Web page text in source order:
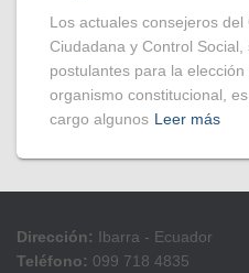
Los actuales consejeros
Ciudadana y Control
postulantes para la
organismo constitucional,
cargo algunos Leer más
Dirección: Ibarra - Ecuador
Teléfono: 099 718 4835